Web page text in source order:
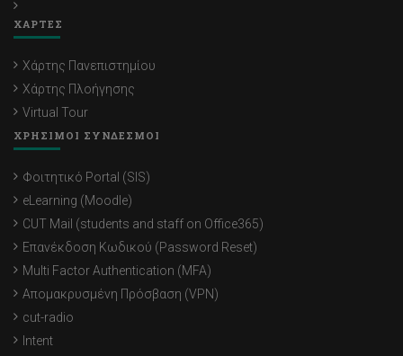
ΧΑΡΤΕΣ
Χάρτης Πανεπιστημίου
Χάρτης Πλοήγησης
Virtual Tour
ΧΡΗΣΙΜΟΙ ΣΥΝΔΕΣΜΟΙ
Φοιτητικό Portal (SIS)
eLearning (Moodle)
CUT Mail (students and staff on Office365)
Επανέκδοση Κωδικού (Password Reset)
Multi Factor Authentication (MFA)
Απομακρυσμένη Πρόσβαση (VPN)
cut-radio
Intent